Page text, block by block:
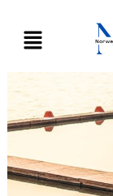
content
Menu